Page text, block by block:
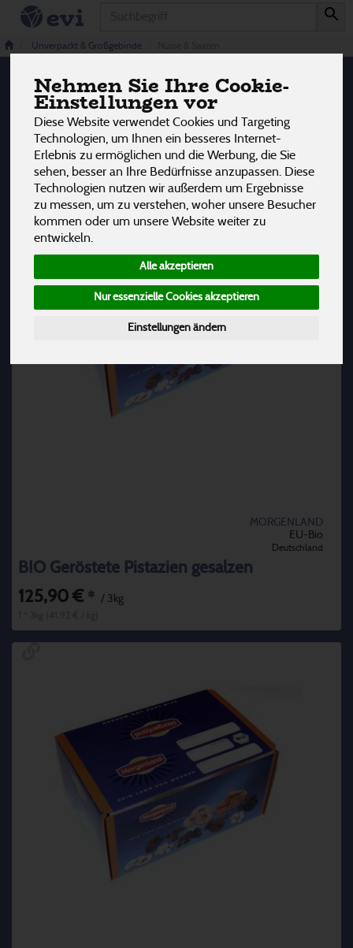
Nehmen Sie Ihre Cookie-
Einstellungen vor
Diese Website verwendet Cookies und Targeting
Technologien, um Ihnen ein besseres Internet-
Erlebnis zu ermöglichen und die Werbung, die Sie
sehen, besser an Ihre Bedürfnisse anzupassen. Diese
Technologien nutzen wir außerdem um Ergebnisse
zu messen, um zu verstehen, woher unsere Besucher
kommen oder um unsere Website weiter zu
entwickeln.
Alle akzeptieren
Nur essenzielle Cookies akzeptieren
Einstellungen ändern
Unverpackt & Großgebinde
Nüsse & Saaten
Hersteller Ernährung
MORGENLAND
EU-Bio
Deutschland
BIO Geröstete Pistazien gesalzen
125,90 € * / 3kg